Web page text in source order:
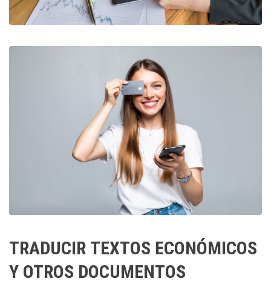
TRADUCIR TEXTOS ECONÓMICOS
Y OTROS DOCUMENTOS